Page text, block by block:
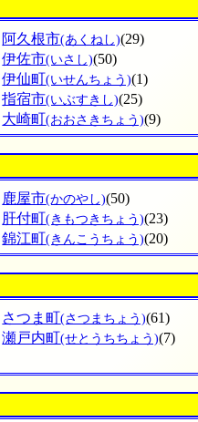
阿久根市(あくねし)(29)
伊佐市(いさし)(50)
伊仙町(いせんちょう)(1)
指宿市(いぶすきし)(25)
大崎町(おおさきちょう)(9)
鹿屋市(かのやし)(50)
肝付町(きもつきちょう)(23)
錦江町(きんこうちょう)(20)
さつま町(さつまちょう)(61)
瀬戸内町(せとうちちょう)(7)